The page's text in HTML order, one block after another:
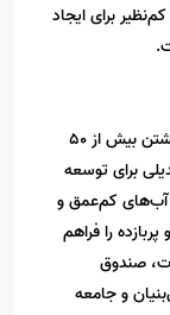
برای ایجاد
وی با اشاره به اینکه استان بوشهر با در اختیار دانشتن بیش از ۵۰
برای توسعه
آب‌های کم‌عمق و
را فراهم
صندوق
و جامعه